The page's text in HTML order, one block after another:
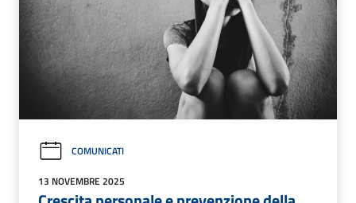
COMUNICATI
13 NOVEMBRE 2025